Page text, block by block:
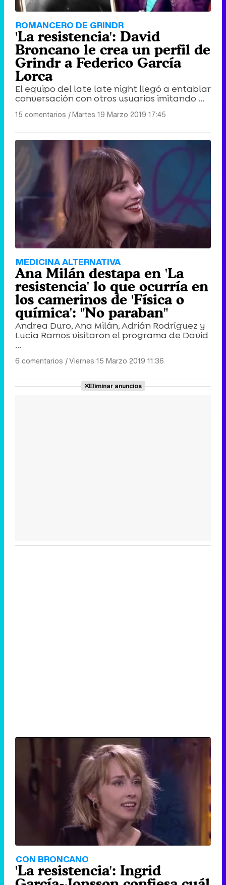
ROMANCERO DE GRINDR
'La resistencia': David
Broncano le crea un perfil de
Grindr a Federico García
Lorca
El equipo del late late night llegó a entablar
conversación con otros usuarios imitando ...
15 comentarios |Martes 19 Marzo 2019 17:45
MEDICINA ALTERNATIVA
Ana Milán destapa en 'La
resistencia' lo que ocurría en
los camerinos de 'Física o
química': "No paraban"
Andrea Duro, Ana Milán, Adrián Rodríguez y
Lucía Ramos visitaron el programa de David
...
6 comentarios |Viernes 15 Marzo 2019 11:36
Eliminar anuncios
CON BRONCANO
'La resistencia': Ingrid